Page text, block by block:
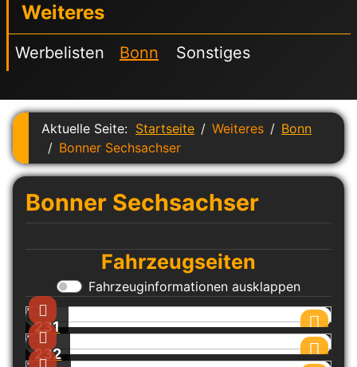
Weiteres
Werbelisten Bonn Sonstiges
Aktuelle Seite: Startseite Weiteres
Bonn
Bonner Sechsachser
Bonner Sechsachser
Fahrzeugseiten
Fahrzeuginformationen ausklappen
231
232